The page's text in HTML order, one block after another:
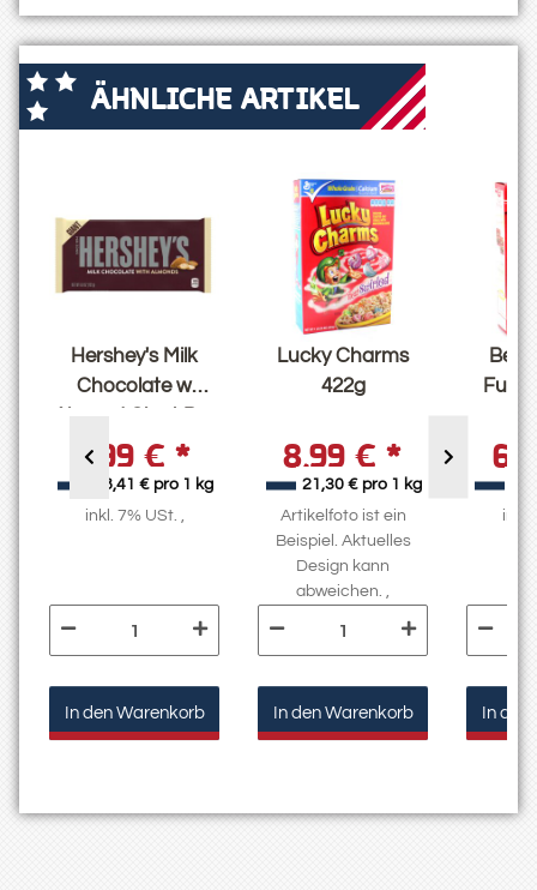
ÄHNLICHE ARTIKEL
Hershey's Milk
Chocolate w
7,99 € *
38,41 € pro 1 kg
inkl. 7% USt. ,
In den Warenkorb
Lucky Charms
422g
8,99 € *
21,30 € pro 1 kg
Artikelfoto ist ein
Beispiel. Aktuelles
Design kann
abweichen. ,
In den Warenkorb
inkl.
In den